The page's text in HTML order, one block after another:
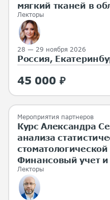
мягкий тканей в
Лекторы
28 — 29 ноября 2026
Россия,
45 000 ₽
Мероприятия партнеров
Курс Александра
анализа
Финансовый учет
Лекторы